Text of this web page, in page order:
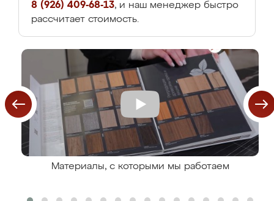
8 (926) 409-68-13, и наш менеджер быстро
рассчитает стоимость.
Материалы, с которыми мы работаем